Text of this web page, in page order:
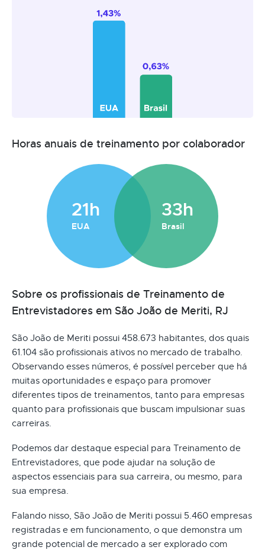
Horas anuais de treinamento por colaborador
21h
EUA
33h
Brasil
Sobre os profissionais de Treinamento de
Entrevistadores em São João de Meriti, RJ
São João de Meriti possui 458.673 habitantes, dos quais
61.104 são profissionais ativos no mercado de trabalho.
Observando esses números, é possível perceber que há
muitas oportunidades e espaço para promover
diferentes tipos de treinamentos, tanto para empresas
quanto para profissionais que buscam impulsionar suas
carreiras.
Podemos dar destaque especial para Treinamento de
Entrevistadores, que pode ajudar na solução de
aspectos essenciais para sua carreira, ou mesmo, para
sua empresa.
Falando nisso, São João de Meriti possui 5.460 empresas
registradas e em funcionamento, o que demonstra um
grande potencial de mercado a ser explorado com